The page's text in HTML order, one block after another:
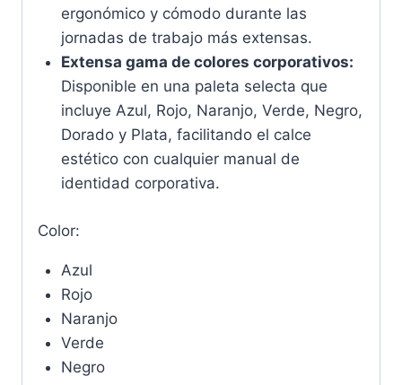
ergonómico y cómodo durante las
jornadas de trabajo más extensas.
Extensa gama de colores corporativos:
Disponible en una paleta selecta que
incluye Azul, Rojo, Naranjo, Verde, Negro,
Dorado y Plata, facilitando el calce
estético con cualquier manual de
identidad corporativa.
Color:
Azul
Rojo
Naranjo
Verde
Negro